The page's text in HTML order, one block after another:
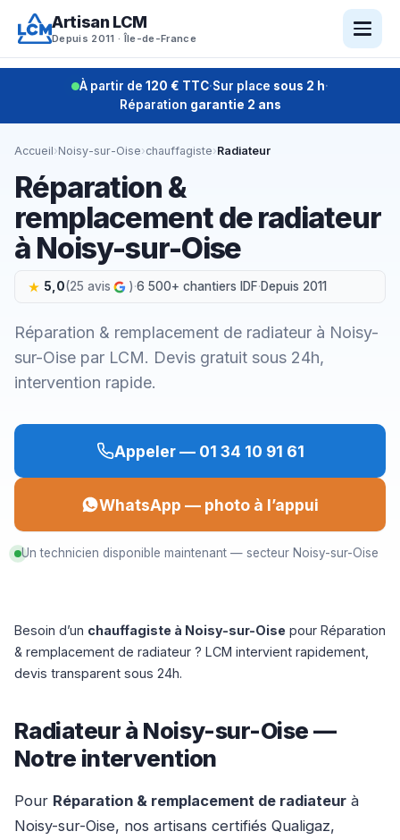
contenu
Artisan LCM
Depuis 2011 · Île-de-France
À partir de 120 € TTC·Sur place sous 2 h·
Réparation garantie 2 ans
Accueil›Noisy-sur-Oise›chauffagiste›Radiateur
Réparation &
remplacement de radiateur
à Noisy-sur-Oise
5,0(25 avis )·6 500+ chantiers IDF·Depuis 2011
Réparation & remplacement de radiateur à Noisy-
sur-Oise par LCM. Devis gratuit sous 24h,
intervention rapide.
Appeler — 01 34 10 91 61
WhatsApp — photo à l’appui
Un technicien disponible maintenant — secteur Noisy-sur-Oise
Besoin d’un chauffagiste à Noisy-sur-Oise pour Réparation
& remplacement de radiateur ? LCM intervient rapidement,
devis transparent sous 24h.
Radiateur à Noisy-sur-Oise —
Notre intervention
Pour Réparation & remplacement de radiateur à
Noisy-sur-Oise, nos artisans certifiés Qualigaz,